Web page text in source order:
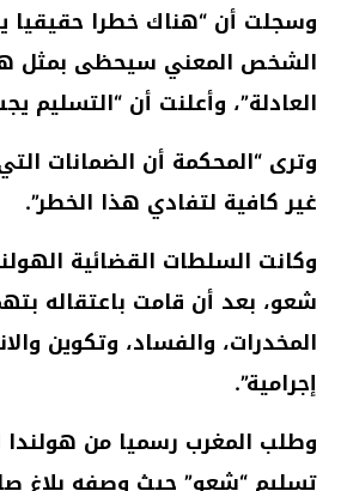
وسجلت أن “هناك خطرا حقيقيا
الشخص المعني سيحظى بمثل
العادلة”، وأعلنت أن “التسليم
وترى “المحكمة أن الضمانات
غير كافية لتفادي هذا الخطر”.
وكانت السلطات القضائية
شعو، بعد أن قامت باعتقاله
المخدرات، والفساد، وتكوين
إجرامية”.
وطلب المغرب رسميا من هولندا
تسليم “شعو” حيث وصفه بلاغ